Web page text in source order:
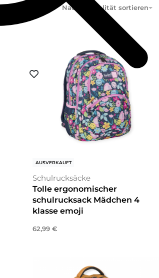
2 Nach Aktualität sortieren
AUSVERKAUFT
Schulrucksäcke
Tolle ergonomischer
schulrucksack Mädchen 4
klasse emoji
62,99 €